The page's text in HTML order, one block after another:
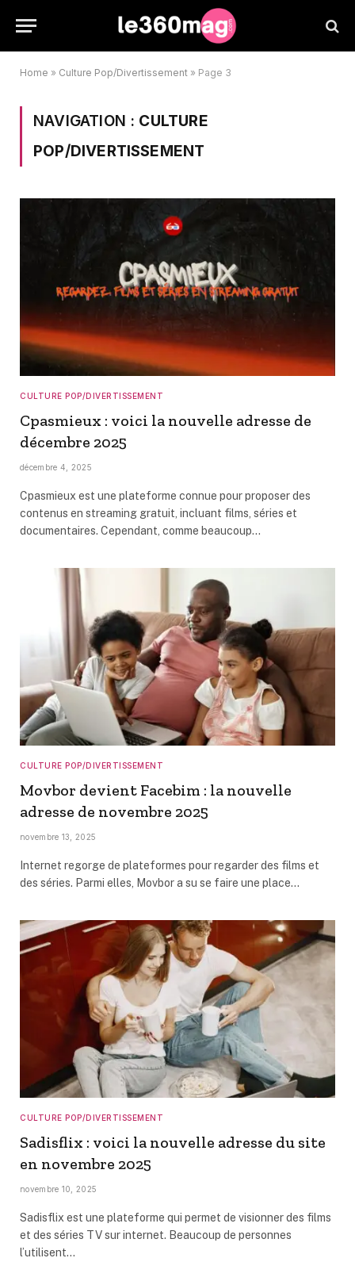
Home » Culture Pop/Divertissement » Page 3
NAVIGATION : CULTURE
POP/DIVERTISSEMENT
CULTURE POP/DIVERTISSEMENT
Cpasmieux : voici la nouvelle adresse de
décembre 2025
décembre 4, 2025
Cpasmieux est une plateforme connue pour proposer des
contenus en streaming gratuit, incluant films, séries et
documentaires. Cependant, comme beaucoup…
CULTURE POP/DIVERTISSEMENT
Movbor devient Facebim : la nouvelle
adresse de novembre 2025
novembre 13, 2025
Internet regorge de plateformes pour regarder des films et
des séries. Parmi elles, Movbor a su se faire une place…
CULTURE POP/DIVERTISSEMENT
Sadisflix : voici la nouvelle adresse du site
en novembre 2025
novembre 10, 2025
Sadisflix est une plateforme qui permet de visionner des films
et des séries TV sur internet. Beaucoup de personnes
l’utilisent…